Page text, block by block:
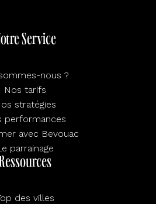
Service
nous ?
Nos tarifs
stratégies
performances
avec Bevouac
parrainage
des villes